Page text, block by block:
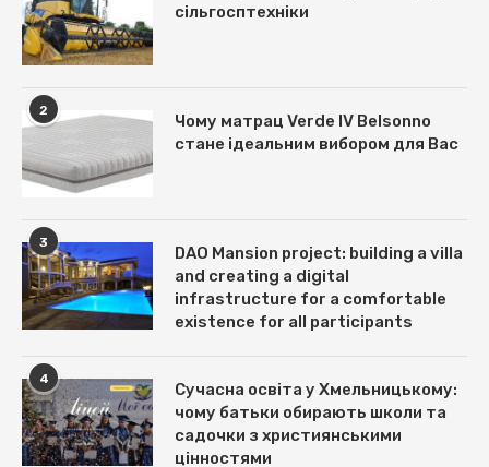
сільгосптехніки
2
Чому матрац Verde IV Belsonno
стане ідеальним вибором для Вас
3
DAO Mansion project: building a villa
and creating a digital
infrastructure for a comfortable
existence for all participants
4
Сучасна освіта у Хмельницькому:
чому батьки обирають школи та
садочки з християнськими
цінностями